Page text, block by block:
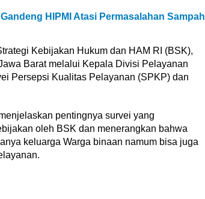
HIPMI Atasi Permasalahan Sampah
Kebijakan Hukum dan HAM RI (BSK),
Barat melalui Kepala Divisi Pelayanan
Persepsi Kualitas Pelayanan (SPKP) dan
pentingnya survei yang
oleh BSK dan menerangkan bahwa
keluarga Warga binaan namum bisa juga